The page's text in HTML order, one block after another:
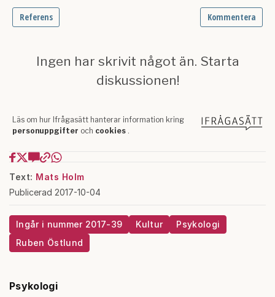
Text: Mats Holm
Publicerad 2017-10-04
Ingår i nummer 2017-39 Kultur
Psykologi
Ruben Östlund
Psykologi